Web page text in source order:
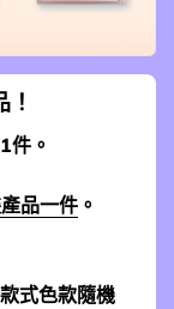
。
品一件 。
式色款隨機